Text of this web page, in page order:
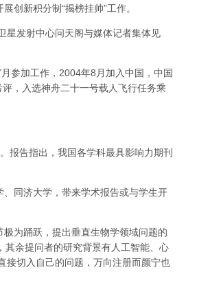
创新积分制“揭榜挂帅”工作。
发射中心问天阁与媒体记者集体见
加工作，2004年8月加入中国，中国
，入选神舟二十一号载人飞行任务乘
告指出，我国各学科最具影响力期刊
同济大学，带来学术报告或与学生开
为踊跃，提出垂直生物学领域问题的
余提问者的研究背景有人工智能、心
接切入自己的问题， 万向注册而颜宁也